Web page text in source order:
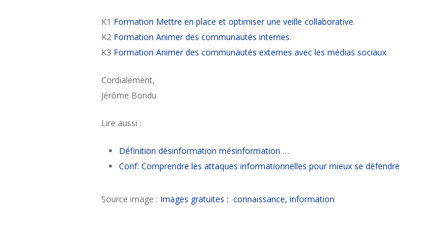
K1 Formation Mettre en place et optimiser une veille collaborative.
K2 Formation Animer des communautés internes.
K3 Formation Animer des communautés externes avec les médias sociaux.
Cordialement,
Jérôme Bondu
Lire aussi :
Définition désinformation mésinformation …
Conf: Comprendre les attaques informationnelles pour mieux se défendre
Source image : Images gratuites : connaissance, information